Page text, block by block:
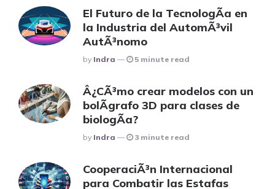
El Futuro de la TecnologÃ­a en
la Industria del AutomÃ³vil
AutÃ³nomo
Posted
By Indra 5 minute read
Â¿CÃ³mo crear modelos con un
bolÃ­grafo 3D para clases de
biologÃ­a?
Posted
By Indra 3 minute read
CooperaciÃ³n Internacional
para Combatir las Estafas